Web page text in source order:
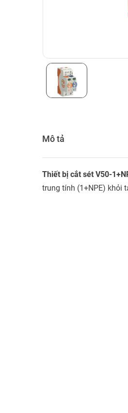
Mô tả
Thiết bị cắt sét V50-
trung tính (1+NPE) khỏi